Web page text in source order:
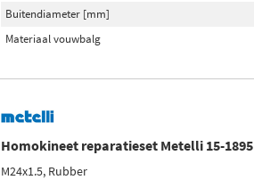
Buitendiameter [mm]
Materiaal vouwbalg
Homokineet reparatieset Metelli 15-1895
M24x1.5, Rubber